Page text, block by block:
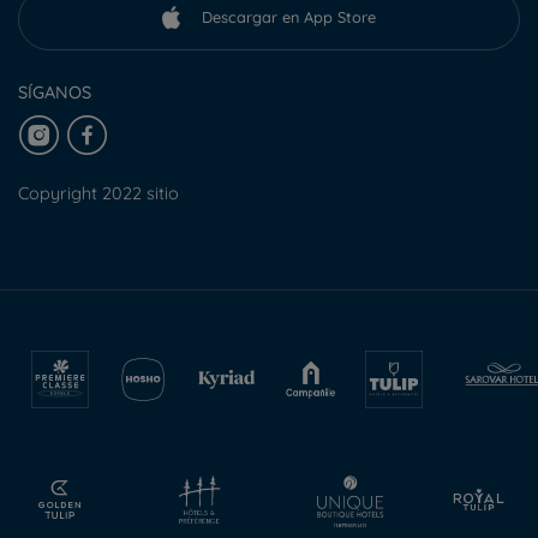
Descargar en App Store
SÍGANOS
Copyright 2022 sitio